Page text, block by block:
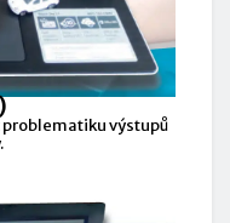
problematiku výstupů